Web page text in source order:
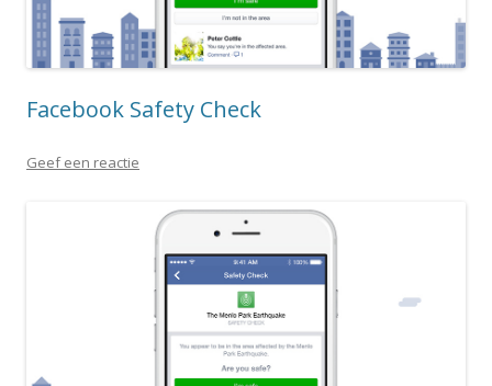
Facebook Safety Check
Geef een reactie